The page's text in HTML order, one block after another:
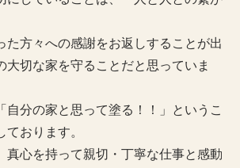
た方々への感謝をお返しすることが出
大切な家を守ることだと思っていま
自分の家と思って塗る！！」というこ
ております。
真心を持って親切・丁寧な仕事と感動